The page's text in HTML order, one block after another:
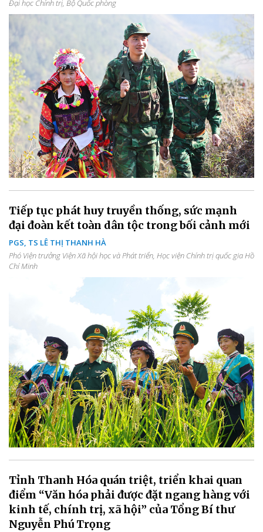
Đại học Chính trị, Bộ Quốc phòng
Tiếp tục phát huy truyền thống, sức mạnh
đại đoàn kết toàn dân tộc trong bối cảnh mới
PGS, TS LÊ THỊ THANH HÀ
Phó Viện trưởng Viện Xã hội học và Phát triển, Học viện Chính trị quốc gia Hồ
Chí Minh
Tỉnh Thanh Hóa quán triệt, triển khai quan
điểm “Văn hóa phải được đặt ngang hàng với
kinh tế, chính trị, xã hội” của Tổng Bí thư
Nguyễn Phú Trọng